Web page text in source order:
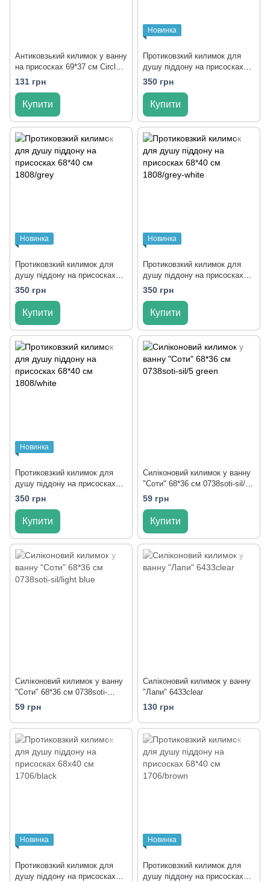
Антиковзький килимок у ванну
на присосках 69*37 см Circle
1806/cream
131 грн
Купити
Новинка
Протиковзкий килимок для
душу піддону на присосках
68*40 см 1808/brown
350 грн
Купити
Новинка
Протиковзкий килимок для
душу піддону на присосках
68*40 см 1808/grey
350 грн
Купити
Новинка
Протиковзкий килимок для
душу піддону на присосках
68*40 см 1808/grey-white
350 грн
Купити
Новинка
Протиковзкий килимок для
душу піддону на присосках
68*40 см 1808/white
350 грн
Купити
Силіконовий килимок у ванну
"Соти" 68*36 см 0738soti-sil/5
green
59 грн
Купити
Силіконовий килимок у ванну
"Соти" 68*36 см 0738soti-
sil/light blue
59 грн
Силіконовий килимок у ванну
"Лапи" 6433clear
130 грн
Новинка
Протиковзкий килимок для
душу піддону на присосках
Новинка
Протиковзкий килимок для
душу піддону на присосках